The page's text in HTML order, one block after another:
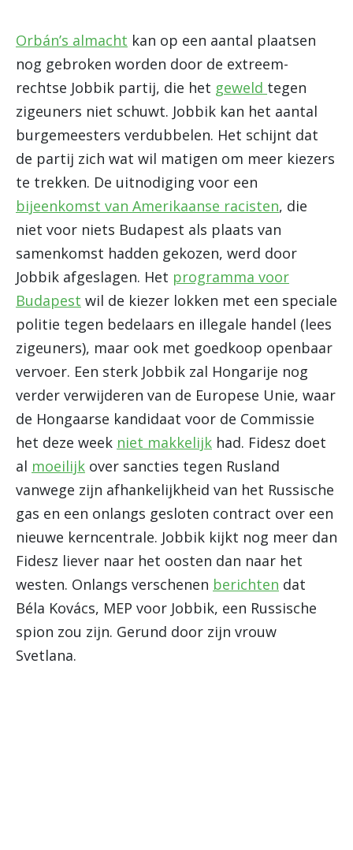
Orbán’s almacht kan op een aantal plaatsen
nog gebroken worden door de extreem-
rechtse Jobbik partij, die het geweld tegen
zigeuners niet schuwt. Jobbik kan het aantal
burgemeesters verdubbelen. Het schijnt dat
de partij zich wat wil matigen om meer kiezers
te trekken. De uitnodiging voor een
bijeenkomst van Amerikaanse racisten, die
niet voor niets Budapest als plaats van
samenkomst hadden gekozen, werd door
Jobbik afgeslagen. Het programma voor
Budapest wil de kiezer lokken met een speciale
politie tegen bedelaars en illegale handel (lees
zigeuners), maar ook met goedkoop openbaar
vervoer. Een sterk Jobbik zal Hongarije nog
verder verwijderen van de Europese Unie, waar
de Hongaarse kandidaat voor de Commissie
het deze week niet makkelijk had. Fidesz doet
al moeilijk over sancties tegen Rusland
vanwege zijn afhankelijkheid van het Russische
gas en een onlangs gesloten contract over een
nieuwe kerncentrale. Jobbik kijkt nog meer dan
Fidesz liever naar het oosten dan naar het
westen. Onlangs verschenen berichten dat
Béla Kovács, MEP voor Jobbik, een Russische
spion zou zijn. Gerund door zijn vrouw
Svetlana.